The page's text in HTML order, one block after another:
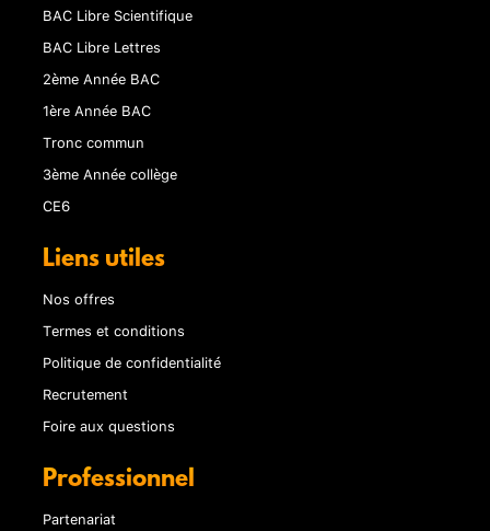
BAC Libre Scientifique
BAC Libre Lettres
2ème Année BAC
1ère Année BAC
Tronc commun
3ème Année collège
CE6
Liens utiles
Nos offres
Termes et conditions
Politique de confidentialité
Recrutement
Foire aux questions
Professionnel
Partenariat